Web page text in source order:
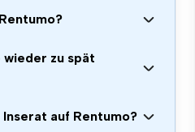
wieder zu spät
auf Rentumo?